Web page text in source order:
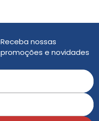
Receba nossas
promoções e novidades